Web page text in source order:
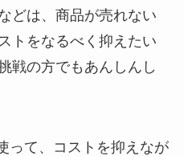
どは、商品が売れない
トをなるべく抑えたい
戦の方でもあんしんし
って、コストを抑えなが